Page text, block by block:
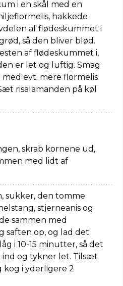
i en skål med en
hakkede
af flødeskummet i
så den bliver blød.
af flødeskummet i,
er let og luftig. Smag
med evt. mere flormelis
risalamanden på køl
skrab kornene ud,
med lidt af
sukker, den tomme
stjerneanis og
sammen med
saften op, og lad det
i 10-15 minutter, så det
ind og tykner let. Tilsæt
kog i yderligere 2